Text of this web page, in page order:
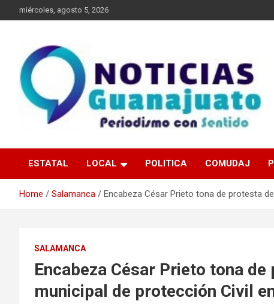
to
miércoles, agosto 5, 2026
Noticias Guanajuato
ESTATAL LOCAL POLITICA COMUDAJ
Home Salamanca Encabeza César Prieto tona de protesta
SALAMANCA
Encabeza César Prieto tona
municipal de protección Civil